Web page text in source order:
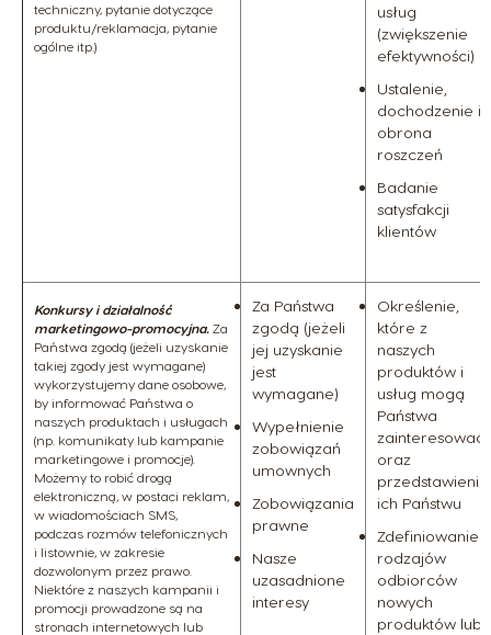
techniczny, pytanie dotyczące
produktu/reklamacja, pytanie
ogólne itp.)
usług
(zwiększenie
efektywności)
Ustalenie,
dochodzenie i
obrona
roszczeń
Badanie
satysfakcji
klientów
Konkursy i działalność
marketingowo-promocyjna. Za
Państwa zgodą (jeżeli uzyskanie
takiej zgody jest wymagane)
wykorzystujemy dane osobowe,
by informować Państwa o
naszych produktach i usługach
(np. komunikaty lub kampanie
marketingowe i promocje).
Możemy to robić drogą
elektroniczną, w postaci reklam,
w wiadomościach SMS,
podczas rozmów telefonicznych
i listownie, w zakresie
dozwolonym przez prawo.
Niektóre z naszych kampanii i
promocji prowadzone są na
stronach internetowych lub
Za Państwa
zgodą (jeżeli
jej uzyskanie
jest
wymagane)
Wypełnienie
zobowiązań
umownych
Zobowiązania
prawne
Nasze
uzasadnione
interesy
Określenie,
które z
naszych
produktów i
usług mogą
Państwa
zainteresować,
oraz
przedstawienie
ich Państwu
Zdefiniowanie
rodzajów
odbiorców
nowych
produktów lub